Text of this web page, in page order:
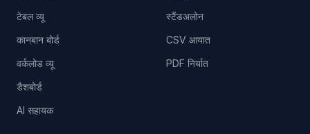
टेबल व्यू
कानबान बोर्ड
वर्कलोड व्यू
डैशबोर्ड
AI सहायक
स्टैंडअलोन
CSV आयात
PDF निर्यात